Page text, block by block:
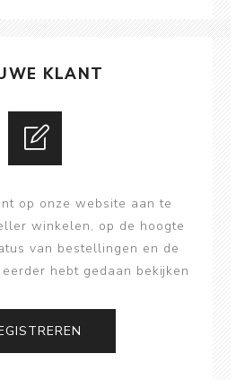
KLANT
op onze website aan te
winkelen, op de hoogte
van bestellingen en de
hebt gedaan bekijken